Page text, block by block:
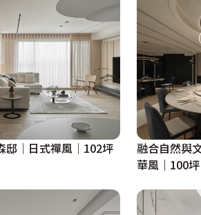
邸│日式禪風│102坪
融合自然與
華風｜100坪